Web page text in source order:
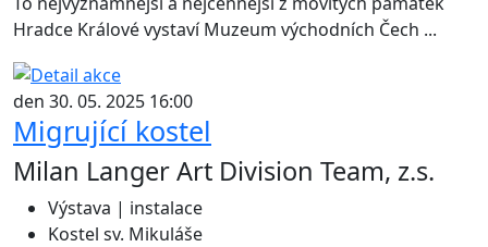
Hradce Králové vystaví Muzeum východních Čech ...
den 30. 05. 2025 16:00
Migrující kostel
Milan Langer Art Division Team, z.s.
Výstava | instalace
Kostel sv. Mikuláše